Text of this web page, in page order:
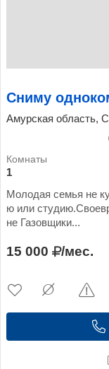
Сниму
Амурская область,
1
Молодая семья не
ю или
не Газовщики...
15 000 /мес.